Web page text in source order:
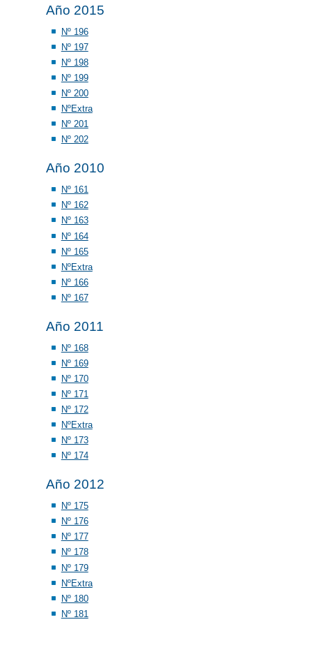
Año 2015
Nº 196
Nº 197
Nº 198
Nº 199
Nº 200
NºExtra
Nº 201
Nº 202
Año 2010
Nº 161
Nº 162
Nº 163
Nº 164
Nº 165
NºExtra
Nº 166
Nº 167
Año 2011
Nº 168
Nº 169
Nº 170
Nº 171
Nº 172
NºExtra
Nº 173
Nº 174
Año 2012
Nº 175
Nº 176
Nº 177
Nº 178
Nº 179
NºExtra
Nº 180
Nº 181